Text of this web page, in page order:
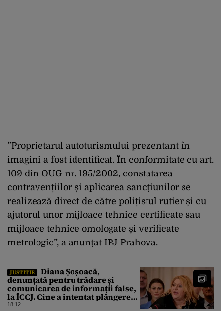
”Proprietarul autoturismului prezentant în
imagini a fost identificat. În conformitate cu art.
109 din OUG nr. 195/2002, constatarea
contravențiilor și aplicarea sancțiunilor se
realizează direct de către polițistul rutier și cu
ajutorul unor mijloace tehnice certificate sau
mijloace tehnice omologate și verificate
metrologic”, a anunțat IPJ Prahova.
JUSTIȚIE
Diana Șoșoacă,
denunțată pentru trădare și
comunicarea de informații false,
la ÎCCJ. Cine a intentat plângerea
penală
18:12